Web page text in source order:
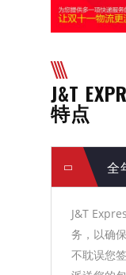
J&T
特点
全
J&T
务，以确
不耽误您